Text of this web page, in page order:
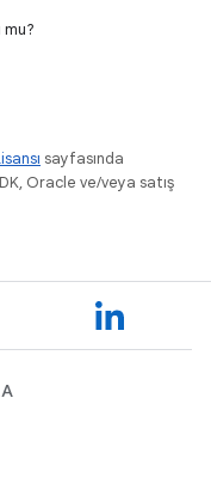
mu?
sayfasında
Oracle ve/veya satış